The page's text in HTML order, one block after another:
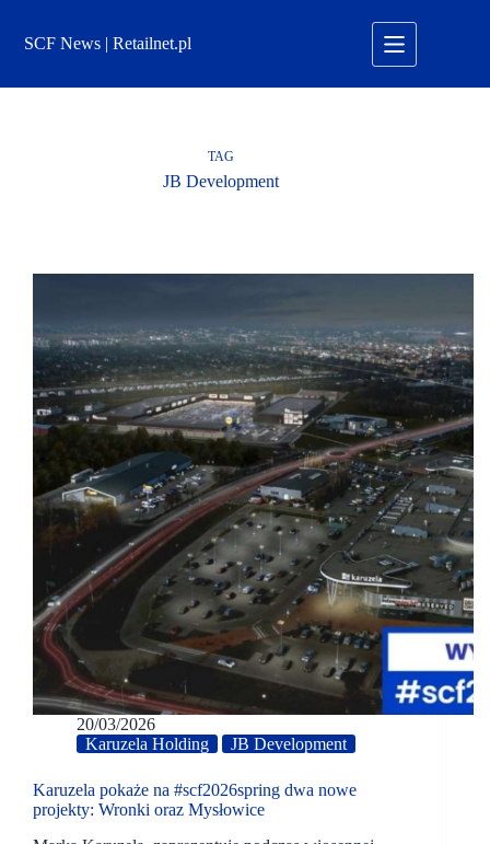
treściSCF News | Retailnet.pl
TAG
JB Development
20/03/2026
Karuzela Holding
JB Development
Karuzela pokaże na #scf2026spring dwa nowe
projekty: Wronki oraz Mysłowice